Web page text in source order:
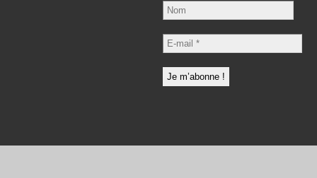
Nom
E-
mail
*